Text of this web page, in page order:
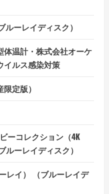
ーレイディスク）
体温計・株式会社オーケ
イルス感染対策
定版）
ーコレクション（4K
ルーレイディスク）
レイ） （ブルーレイデ